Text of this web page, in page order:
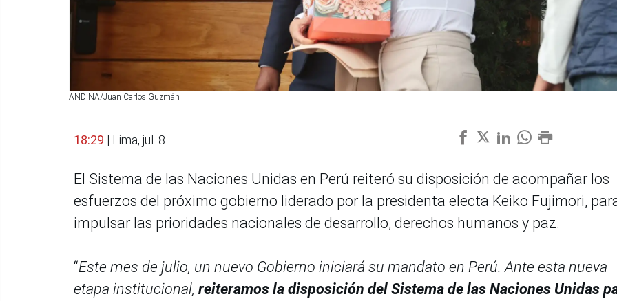
ANDINA/Juan Carlos Guzmán
18:29 | Lima, jul. 8.
El Sistema de las Naciones Unidas en Perú reiteró su disposición de acompañar los
esfuerzos del próximo gobierno liderado por la presidenta electa Keiko Fujimori,
impulsar las prioridades nacionales de desarrollo, derechos humanos y paz.
“Este mes de julio, un nuevo Gobierno iniciará su mandato en Perú. Ante esta nueva
etapa institucional, reiteramos la disposición del Sistema de las Naciones Unidas